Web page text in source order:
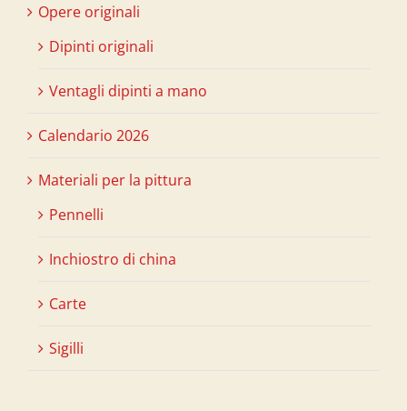
Opere originali
Dipinti originali
Ventagli dipinti a mano
Calendario 2026
Materiali per la pittura
Pennelli
Inchiostro di china
Carte
Sigilli